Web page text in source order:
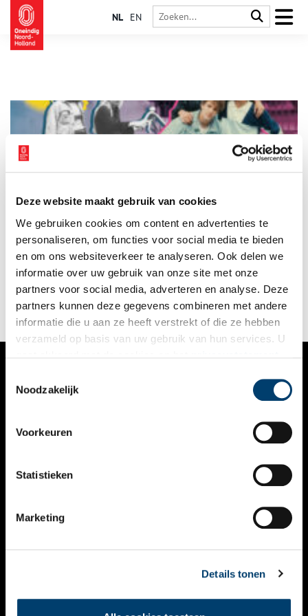
Deze website maakt gebruik van cookies
We gebruiken cookies om content en advertenties te
personaliseren, om functies voor social media te bieden
en om ons websiteverkeer te analyseren. Ook delen we
informatie over uw gebruik van onze site met onze
partners voor social media, adverteren en analyse. Deze
partners kunnen deze gegevens combineren met andere
informatie die u aan ze heeft verstrekt of die ze hebben
verzameld op basis van uw gebruik van hun services. U
Noodzakelijk
Voorkeuren
Statistieken
Marketing
Details tonen
NL EN
Iedereen is jong (of is dat geweest) en iedereen die jong is,
weet dat op straat de spannendste dingen gebeuren. Daar sta
je op eigen benen, word je verliefd, maak je vrienden en zoek
je grenzen op. Zonder toeziend oog van leraar of ouder,
afgezonderd of juist in de drukte van de stad. De straat is het
ideale toneel om te ontdekken wie je bent.
1 min
VERHALEN
KALENDER
THEMA’S
VIDEO’S
CONTACT